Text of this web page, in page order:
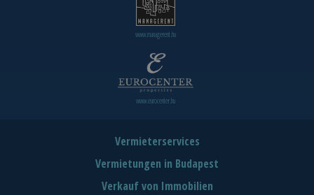
www.managerent.hu
www.eurocenter.hu
Vermieterservices
Vermietungen in Budapest
Verkauf von Immobilien